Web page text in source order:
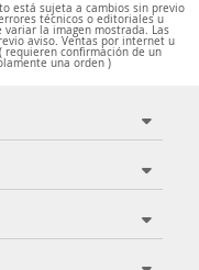
está sujeta a cambios sin previo
técnicos o editoriales u
la imagen mostrada. Las
aviso. Ventas por internet u
confirmación de un
una orden )